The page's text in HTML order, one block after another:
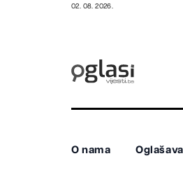
02. 08. 2026.
O nama